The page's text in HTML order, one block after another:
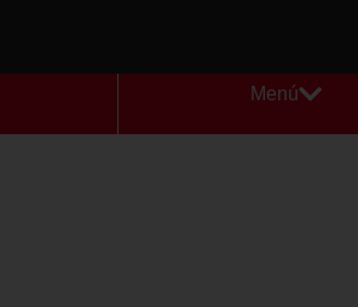
Menú